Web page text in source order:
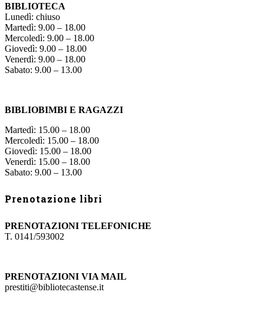
BIBLIOTECA
Lunedì: chiuso
Martedì: 9.00 – 18.00
Mercoledì: 9.00 – 18.00
Giovedì: 9.00 – 18.00
Venerdì: 9.00 – 18.00
Sabato: 9.00 – 13.00
BIBLIOBIMBI E RAGAZZI
Martedì: 15.00 – 18.00
Mercoledì: 15.00 – 18.00
Giovedì: 15.00 – 18.00
Venerdì: 15.00 – 18.00
Sabato: 9.00 – 13.00
Prenotazione libri
PRENOTAZIONI TELEFONICHE
T. 0141/593002
PRENOTAZIONI VIA MAIL
prestiti@bibliotecastense.it